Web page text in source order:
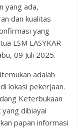
yang ada,
dan kualitas
yang
LSM LASYKAR
09 Juli 2025.
adalah
lokasi pekerjaan.
Keterbukaan
dibiayai
papan informasi